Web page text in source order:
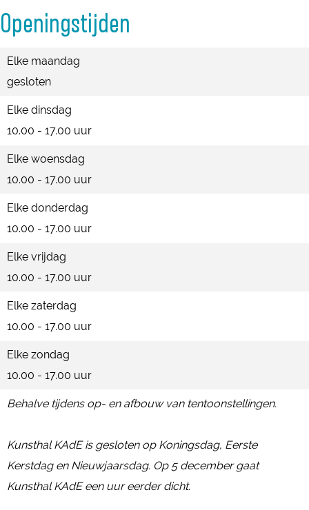
Openingstijden
Elke maandag
gesloten
Elke dinsdag
10.00 - 17.00 uur
Elke woensdag
10.00 - 17.00 uur
Elke donderdag
10.00 - 17.00 uur
Elke vrijdag
10.00 - 17.00 uur
Elke zaterdag
10.00 - 17.00 uur
Elke zondag
10.00 - 17.00 uur
Behalve tijdens op- en afbouw van tentoonstellingen.
Kunsthal KAdE is gesloten op Koningsdag, Eerste
Kerstdag en Nieuwjaarsdag. Op 5 december gaat
Kunsthal KAdE een uur eerder dicht.